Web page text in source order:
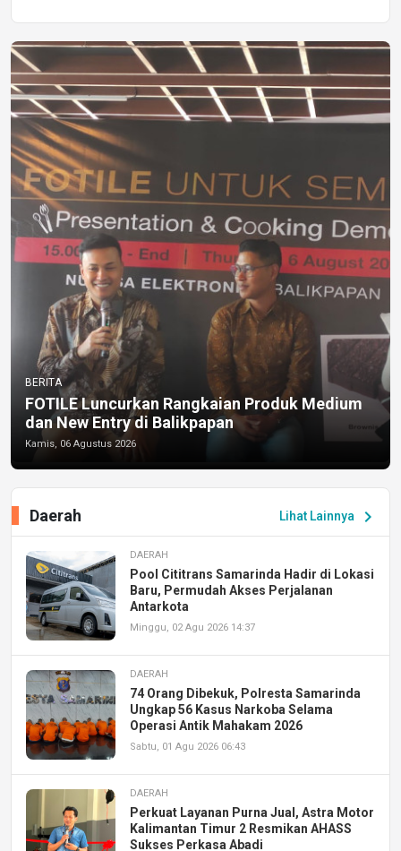
BERITA
FOTILE Luncurkan Rangkaian Produk Medium
dan New Entry di Balikpapan
Kamis, 06 Agustus 2026
Lihat Lainnya chevron_right
Daerah
DAERAH
Pool Cititrans Samarinda Hadir di Lokasi
Baru, Permudah Akses Perjalanan
Antarkota
Minggu, 02 Agu 2026 14:37
DAERAH
74 Orang Dibekuk, Polresta Samarinda
Ungkap 56 Kasus Narkoba Selama
Operasi Antik Mahakam 2026
Sabtu, 01 Agu 2026 06:43
DAERAH
Perkuat Layanan Purna Jual, Astra Motor
Kalimantan Timur 2 Resmikan AHASS
Sukses Perkasa Abadi